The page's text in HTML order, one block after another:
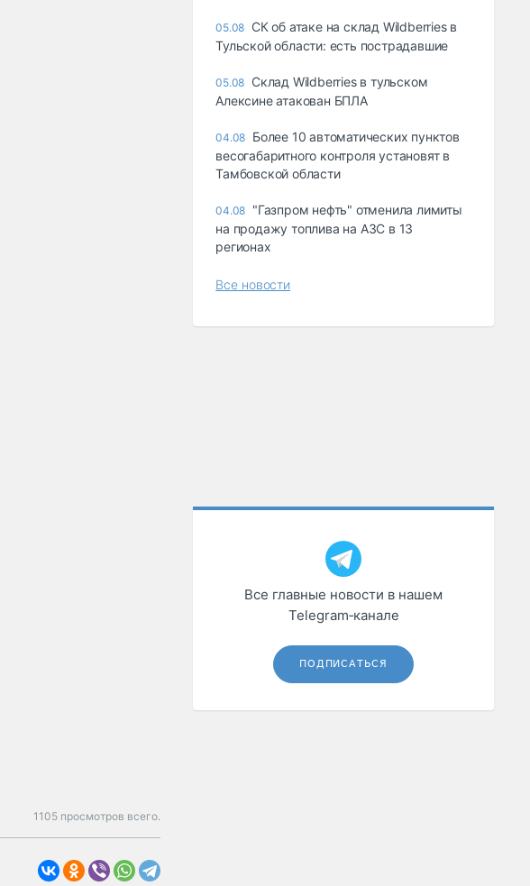
1105 просмотров всего.
05.08 СК об атаке на склад Wildberries в
Тульской области: есть пострадавшие
05.08 Склад Wildberries в тульском
Алексине атакован БПЛА
04.08 Более 10 автоматических пунктов
весогабаритного контроля установят в
Тамбовской области
04.08 "Газпром нефть" отменила лимиты
на продажу топлива на АЗС в 13
регионах
Все новости
Все главные новости в нашем
Telegram‑канале
ПОДПИСАТЬСЯ